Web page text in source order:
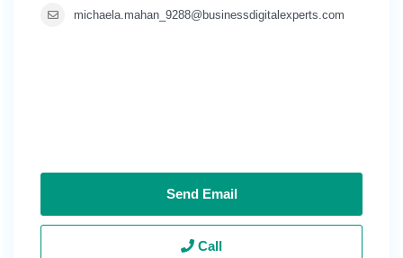
michaela.mahan_9288@businessdigitalexperts.com
Send Email
Call